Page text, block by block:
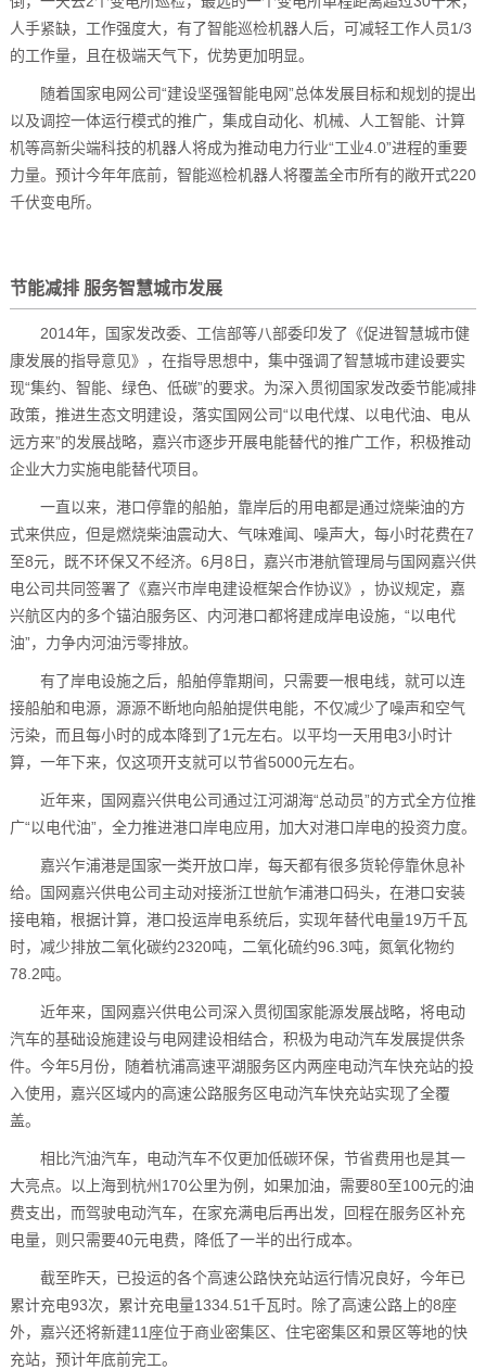
人手紧缺，工作强度大，有了智能巡检机器人后，可减轻工作人员1/3
的工作量，且在极端天气下，优势更加明显。
随着国家电网公司“建设坚强智能电网”总体发展目标和规划的提出
以及调控一体运行模式的推广，集成自动化、机械、人工智能、计算
机等高新尖端科技的机器人将成为推动电力行业“工业4.0”进程的重要
力量。预计今年年底前，智能巡检机器人将覆盖全市所有的敞开式220
千伏变电所。
节能减排 服务智慧城市发展
2014年，国家发改委、工信部等八部委印发了《促进智慧城市健
康发展的指导意见》，在指导思想中，集中强调了智慧城市建设要实
现“集约、智能、绿色、低碳”的要求。为深入贯彻国家发改委节能减排
政策，推进生态文明建设，落实国网公司“以电代煤、以电代油、电从
远方来”的发展战略，嘉兴市逐步开展电能替代的推广工作，积极推动
企业大力实施电能替代项目。
一直以来，港口停靠的船舶，靠岸后的用电都是通过烧柴油的方
式来供应，但是燃烧柴油震动大、气味难闻、噪声大，每小时花费在7
至8元，既不环保又不经济。6月8日，嘉兴市港航管理局与国网嘉兴供
电公司共同签署了《嘉兴市岸电建设框架合作协议》，协议规定，嘉
兴航区内的多个锚泊服务区、内河港口都将建成岸电设施，“以电代
油”，力争内河油污零排放。
有了岸电设施之后，船舶停靠期间，只需要一根电线，就可以连
接船舶和电源，源源不断地向船舶提供电能，不仅减少了噪声和空气
污染，而且每小时的成本降到了1元左右。以平均一天用电3小时计
算，一年下来，仅这项开支就可以节省5000元左右。
近年来，国网嘉兴供电公司通过江河湖海“总动员”的方式全方位推
广“以电代油”，全力推进港口岸电应用，加大对港口岸电的投资力度。
嘉兴乍浦港是国家一类开放口岸，每天都有很多货轮停靠休息补
给。国网嘉兴供电公司主动对接浙江世航乍浦港口码头，在港口安装
接电箱，根据计算，港口投运岸电系统后，实现年替代电量19万千瓦
时，减少排放二氧化碳约2320吨，二氧化硫约96.3吨，氮氧化物约
78.2吨。
近年来，国网嘉兴供电公司深入贯彻国家能源发展战略，将电动
汽车的基础设施建设与电网建设相结合，积极为电动汽车发展提供条
件。今年5月份，随着杭浦高速平湖服务区内两座电动汽车快充站的投
入使用，嘉兴区域内的高速公路服务区电动汽车快充站实现了全覆
盖。
相比汽油汽车，电动汽车不仅更加低碳环保，节省费用也是其一
大亮点。以上海到杭州170公里为例，如果加油，需要80至100元的油
费支出，而驾驶电动汽车，在家充满电后再出发，回程在服务区补充
电量，则只需要40元电费，降低了一半的出行成本。
截至昨天，已投运的各个高速公路快充站运行情况良好，今年已
累计充电93次，累计充电量1334.51千瓦时。除了高速公路上的8座
外，嘉兴还将新建11座位于商业密集区、住宅密集区和景区等地的快
充站，预计年底前完工。